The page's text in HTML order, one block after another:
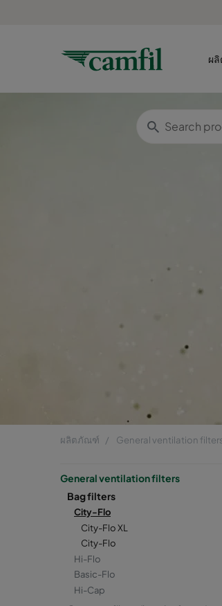
ผ
ผลิตภัณฑ์ General ventilation
General ventilation filters
Bag filters
City-Flo
City-Flo XL
City-Flo
Hi-Flo
Basic-Flo
Hi-Cap